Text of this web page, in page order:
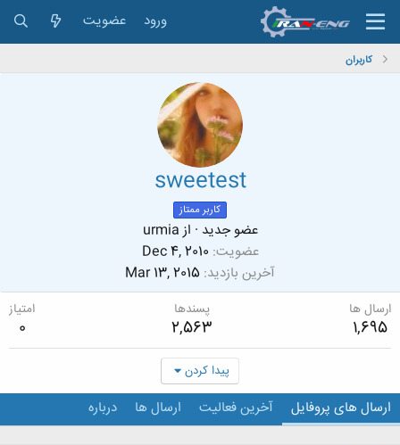
ورود عضویت
کاربران
sweetest
کاربر ممتاز
عضو جدید · ازurmia
عضویت Dec 4, 2010
آخرین بازدید Mar 13, 2015
ارسال ها
1,695
پسندها
2,563
امتیاز
0
پیدا کردن
ارسال های پروفایل آخرین فعالیت ارسال ها درباره